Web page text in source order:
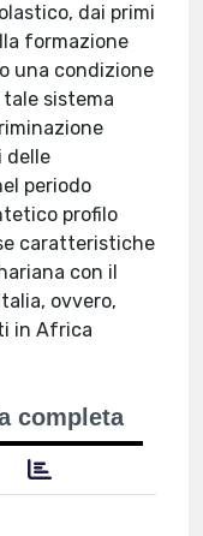
dai primi
formazione
una condizione
sistema
delle
periodo
profilo
caratteristiche
con il
ovvero,
in Africa
completa